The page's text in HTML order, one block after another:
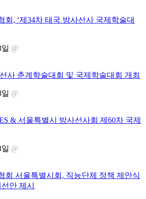
회, ‘제34차 태국 방사선사 국제학술대
@
사 춘계학술대회 및 국제학술대회 개최
@
& 서울특별시 방사선사회 제60차 국제
@
회 서울특별시회, 직능단체 정책 제안식
안 제시